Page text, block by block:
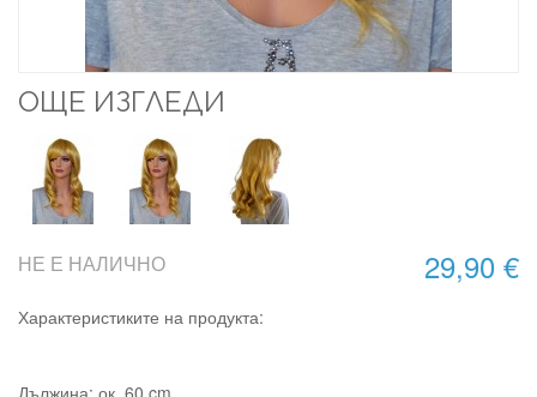
ОЩЕ ИЗГЛЕДИ
29,90 €
НЕ Е НАЛИЧНО
Характеристиките на продукта:
Дължина: ок. 60 cm